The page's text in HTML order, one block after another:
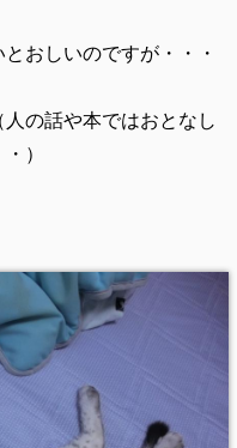
おしいのですが・・・
の話や本ではおとなし
）